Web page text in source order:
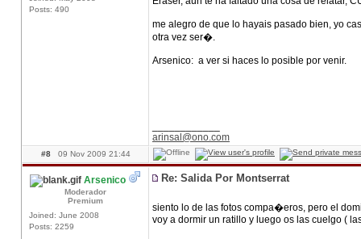
Posts: 490
me alegro de que lo hayais pasado bien, yo
otra vez ser�.
Arsenico: a ver si haces lo posible por venir.
arinsal@ono.com
#8 09 Nov 2009 21:44
Arsenico
Moderador
Premium
Joined: June 2008
Posts: 2259
Re: Salida Por Montserrat
siento lo de las fotos compa�eros, pero el
voy a dormir un ratillo y luego os las cuelgo (